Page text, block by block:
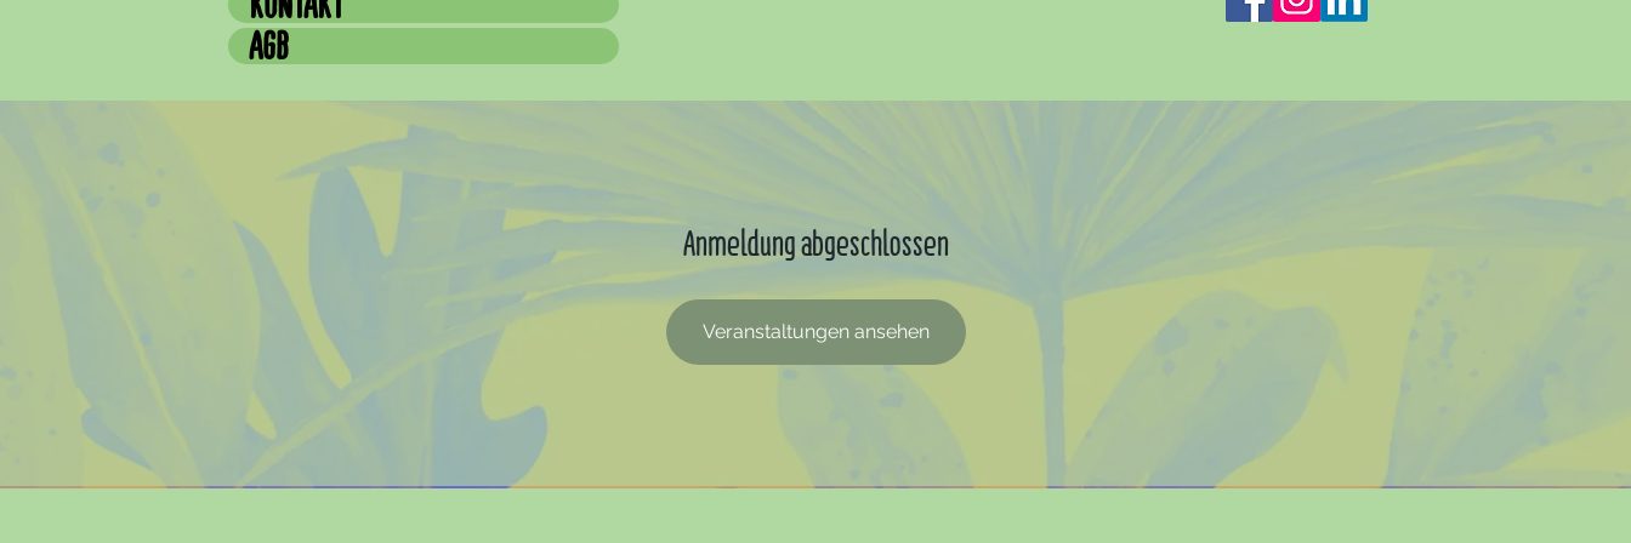
AGB
Anmeldung abgeschlossen
Veranstaltungen ansehen